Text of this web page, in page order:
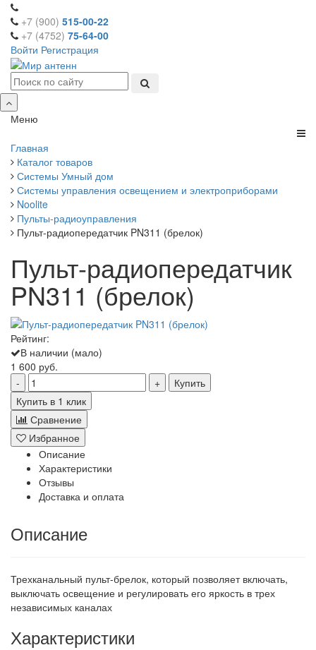
+7 (900) 515-00-22
+7 (4752) 75-64-00
Войти Регистрация
Меню
Главная
Каталог товаров
Системы Умный дом
Системы управления освещением и электроприборами
Noolite
Пульты-радиоуправления
Пульт-радиопередатчик PN311 (брелок)
Пульт-радиопередатчик
PN311 (брелок)
Рейтинг:
В наличии (мало)
1 600 руб.
Купить
Купить в 1 клик
Сравнение
Избранное
Описание
Характеристики
Отзывы
Доставка и оплата
Описание
Трехканальный пульт-брелок, который позволяет включать,
выключать освещение и регулировать его яркость в трех
независимых каналах
Характеристики